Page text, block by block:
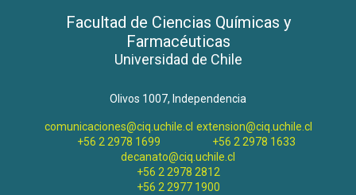
Facultad de Ciencias Químicas y
Farmacéuticas
Universidad de Chile
Olivos 1007, Independencia
comunicaciones@ciq.uchile.cl
+56 2 2978 1699
extension@ciq.uchile.cl
+56 2 2978 1633
decanato@ciq.uchile.cl
+56 2 2978 2812
+56 2 2977 1900